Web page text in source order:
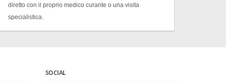
diretto con il proprio medico curante o una visita
specialistica.
SOCIAL